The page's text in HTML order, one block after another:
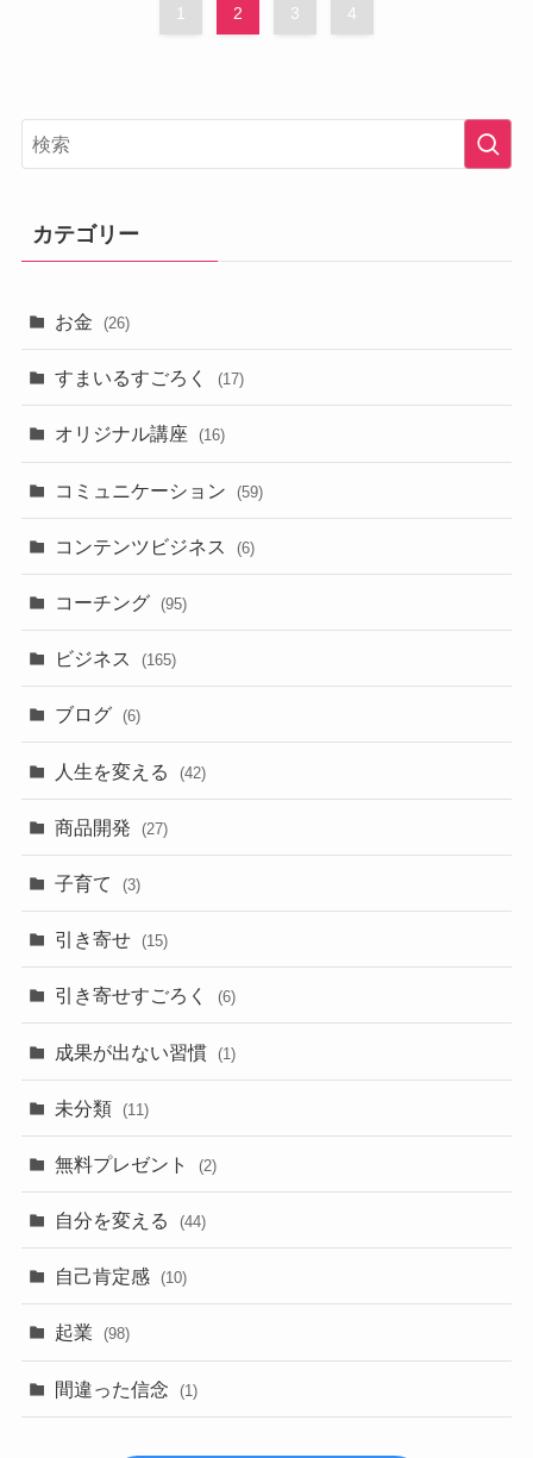
1 2 3 4
カテゴリー
お金 (26)
すまいるすごろく (17)
オリジナル講座 (16)
コミュニケーション (59)
コンテンツビジネス (6)
コーチング (95)
ビジネス (165)
ブログ (6)
人生を変える (42)
商品開発 (27)
子育て (3)
引き寄せ (15)
引き寄せすごろく (6)
成果が出ない習慣 (1)
未分類 (11)
無料プレゼント (2)
自分を変える (44)
自己肯定感 (10)
起業 (98)
間違った信念 (1)